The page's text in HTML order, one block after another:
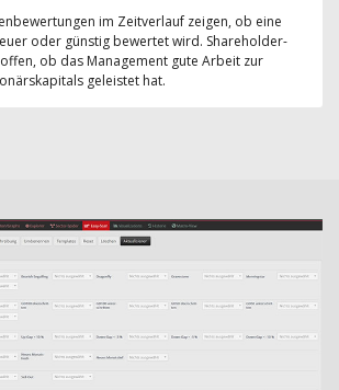
im Zeitverlauf zeigen, ob eine
oder günstig bewertet wird. Shareholder-
ob das Management gute Arbeit zur
geleistet hat.